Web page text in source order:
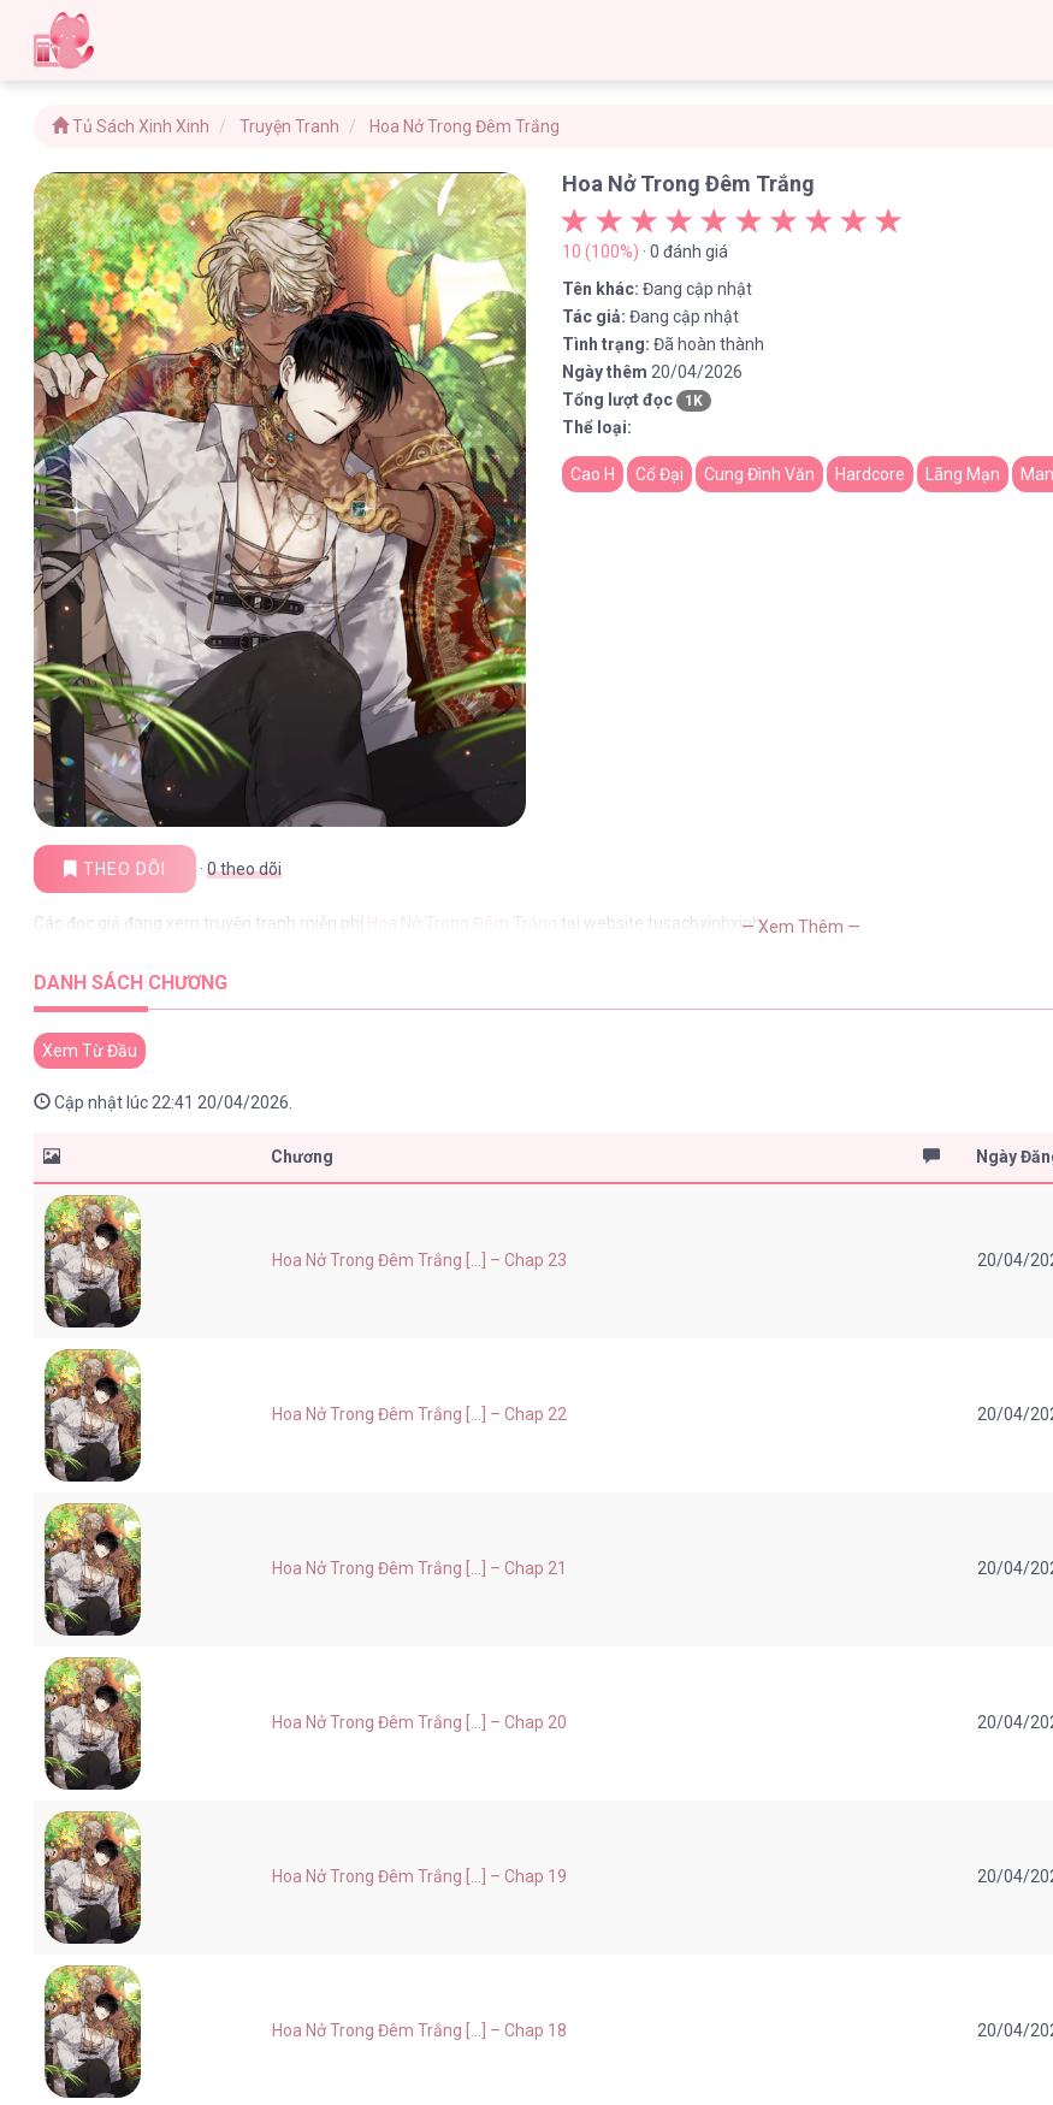
Tủ Sách Xinh Xinh Truyện Tranh Hoa Nở Trong Đêm Trắng
Hoa Nở Trong Đêm Trắng
10 (100%) · 0 đánh giá
Tên khác: Đang cập nhật
Tác giả: Đang cập nhật
Tình trạng: Đã hoàn thành
Ngày thêm 20/04/2026
Tổng lượt đọc
1K
Thể loại:
Cao H Cổ Đại Cung Đình Văn Hardcore Lãng Mạn
THEO DÕI ·0theo dõi
Các đọc giả đang xem truyện tranh miễn phí Hoa Nở Trong Đêm Trắng tại website tusachxinhxinh— Xem Thêm —
DANH SÁCH CHƯƠNG
Xem Từ Đầu
Cập nhật lúc 22:41 20/04/2026.
Chương Ngày
Hoa Nở Trong Đêm Trắng [...] – Chap 23 20/04/
Hoa Nở Trong Đêm Trắng [...] – Chap 22 20/04/
Hoa Nở Trong Đêm Trắng [...] – Chap 21 20/04/
Hoa Nở Trong Đêm Trắng [...] – Chap 20 20/04/
Hoa Nở Trong Đêm Trắng [...] – Chap 19 20/04/
Hoa Nở Trong Đêm Trắng [...] – Chap 18 20/04/